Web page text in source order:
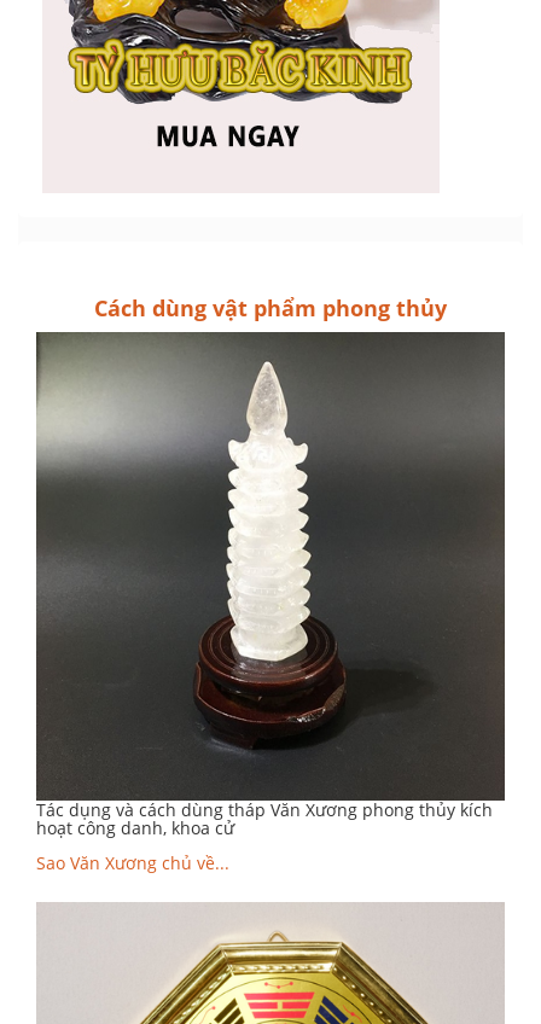
Cách dùng vật phẩm phong thủy
Tác dụng và cách dùng tháp Văn Xương phong thủy kích
hoạt công danh, khoa cử
Sao Văn Xương chủ về...